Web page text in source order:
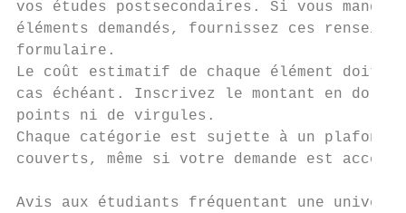
vos études postsecondaires. Si vous
éléments demandés, fournissez ces
formulaire.
Le coût estimatif de chaque élément
cas échéant. Inscrivez le montant en
points ni de virgules.
Chaque catégorie est sujette à un
couverts, même si votre demande est
Avis aux étudiants fréquentant une